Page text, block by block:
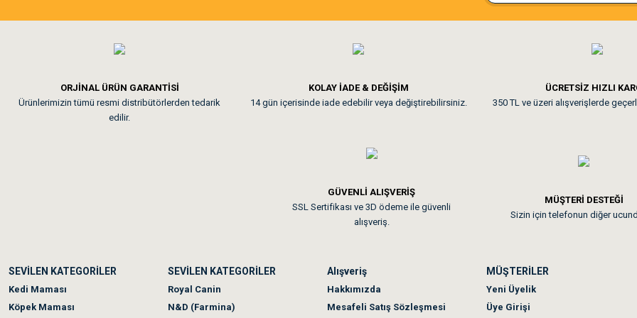
Tavşanım kafesinin kalitesine ve paketlemesine bayıldım Pamuk için aradığım tüm
Kedilerim beğeniyorlar. Memnunuz. Uygun fiyatta olması iyi.
Akşam verdiğim sipariş bir sonraki gün elime ulaştı. Jack russell köpeğim severek yedi. Tüy
ORJİNAL ÜRÜN GARANTİSİ
Ürünlerimizin tümü resmi distribütörlerden tedarik
edilir.
KOLAY İADE & DEĞİŞİM
14 gün içerisinde iade edebilir veya değiştirebilirsiniz.
ÜCRETSİZ HIZLI
350 TL ve üzeri alışverişlerde
GÜVENLİ ALIŞVERİŞ
SSL Sertifikası ve 3D ödeme ile güvenli
alışveriş.
MÜŞTERİ DESTEĞİ
Sizin için telefonun diğer
SEVİLEN KATEGORİLER
Kedi Maması
Köpek Maması
SEVİLEN KATEGORİLER
Royal Canin
N&D (Farmina)
Alışveriş
Hakkımızda
Mesafeli Satış Sözleşmesi
MÜŞTERİLER
Yeni Üyelik
Üye Girişi